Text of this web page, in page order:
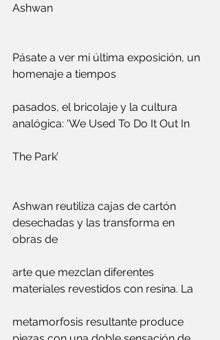
Ashwan
Pásate a ver mi última exposición, un
homenaje a tiempos
pasados, el bricolaje y la cultura
analógica: ‘We Used To Do It Out In
The Park’
Ashwan reutiliza cajas de cartón
desechadas y las transforma en
obras de
arte que mezclan diferentes
materiales revestidos con resina. La
metamorfosis resultante produce